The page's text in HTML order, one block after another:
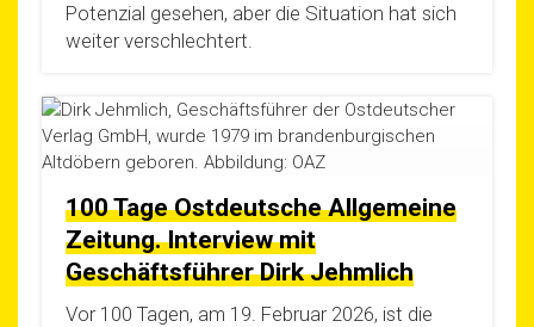
Poten­zi­al gese­hen, aber die Situa­ti­on hat sich
wei­ter verschlechtert.
100 Tage Ostdeutsche Allgemeine
Zeitung. Interview mit
Geschäftsführer Dirk Jehmlich
Vor 100 Tagen, am 19. Febru­ar 2026, ist die